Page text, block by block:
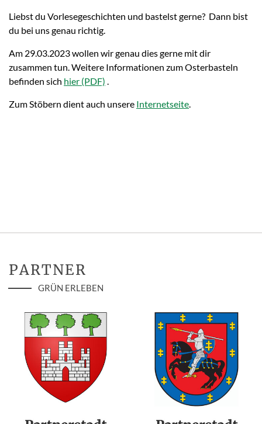
Liebst du Vorlesegeschichten und bastelst gerne? Dann bist
du bei uns genau richtig.
Am 29.03.2023 wollen wir genau dies gerne mit dir
zusammen tun. Weitere Informationen zum Osterbasteln
befinden sich hier
Zum Stöbern dient auch unsere Internetseite
PARTNER
GRÜN ERLEBEN